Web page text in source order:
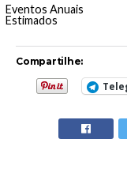
Eventos Anuais
Estimados
Compartilhe: